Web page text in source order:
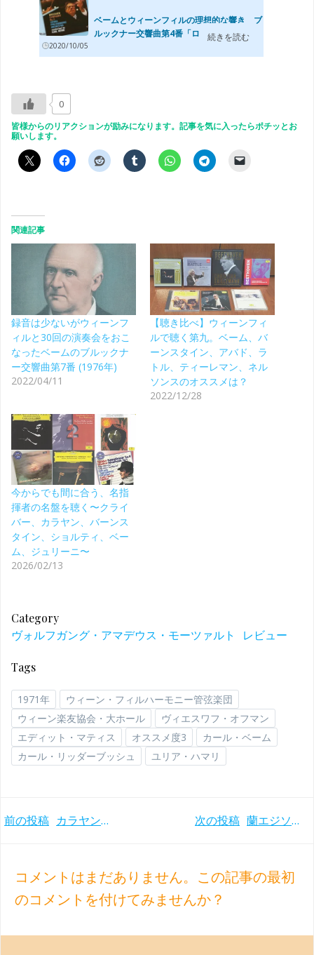
ベームとウィーンフィルの理想的な響き ブ
ルックナー交響曲第4番「ロマンティック...
2020/10/05
続きを読む
0
皆様からのリアクションが励みになります。記事を気に入ったらポチッとお
願いします。
関連記事
録音は少ないがウィーンフ
ィルと30回の演奏会をおこ
なったベームのブルックナ
ー交響曲第7番 (1976年)
2022/04/11
【聴き比べ】ウィーンフィ
ルで聴く第九。ベーム、バ
ーンスタイン、アバド、ラ
トル、ティーレマン、ネル
ソンスのオススメは？
2022/12/28
今からでも間に合う、名指
揮者の名盤を聴く〜クライ
バー、カラヤン、バーンス
タイン、ショルティ、ベー
ム、ジュリーニ〜
2026/02/13
Category
ヴォルフガング・アマデウス・モーツァルト レビュー
Tags
1971年
ウィーン・フィルハーモニー管弦楽団
ウィーン楽友協会・大ホール
ヴィエスワフ・オフマン
エディット・マティス
オススメ度3
カール・ベーム
カール・リッダーブッシュ
ユリア・ハマリ
Post
前の投稿 カラヤンが唯一録音したショスタコーヴィチの交響曲第10番 ベルリンフィルとの一糸乱れぬ1966年の録音
Post次の投稿 蘭エジソン賞受賞！ロマンに流されない構築美 ブルックナー交響曲第9番 ジュリーニ/ウィーンフィル(1988年)
コメントはまだありません。この記事の最初
のコメントを付けてみませんか？